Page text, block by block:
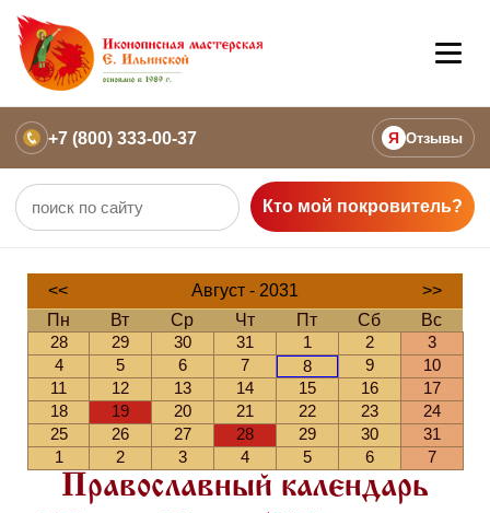
+7 (800) 333-00-37 Я Отзывы
Кто мой покровитель?
<< Август - 2031
>>
Пн
Вт Ср Чт Пт Сб
Вс
28
29 30 31 1 2
3
4
5 6 7 8 9
10
11
12 13 14 15 16
17
18
19 20 21 22 23
24
25
26 27 28 29 30
31
1
2 3 4 5 6 7
Православный календарь